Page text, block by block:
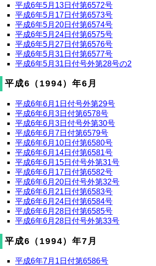
平成6年5月13日付第6572号
平成6年5月17日付第6573号
平成6年5月20日付第6574号
平成6年5月24日付第6575号
平成6年5月27日付第6576号
平成6年5月31日付第6577号
平成6年5月31日付号外第28号の2
平成6（1994）年6月
平成6年6月1日付号外第29号
平成6年6月3日付第6578号
平成6年6月3日付号外第30号
平成6年6月7日付第6579号
平成6年6月10日付第6580号
平成6年6月14日付第6581号
平成6年6月15日付号外第31号
平成6年6月17日付第6582号
平成6年6月20日付号外第32号
平成6年6月21日付第6583号
平成6年6月24日付第6584号
平成6年6月28日付第6585号
平成6年6月28日付号外第33号
平成6（1994）年7月
平成6年7月1日付第6586号